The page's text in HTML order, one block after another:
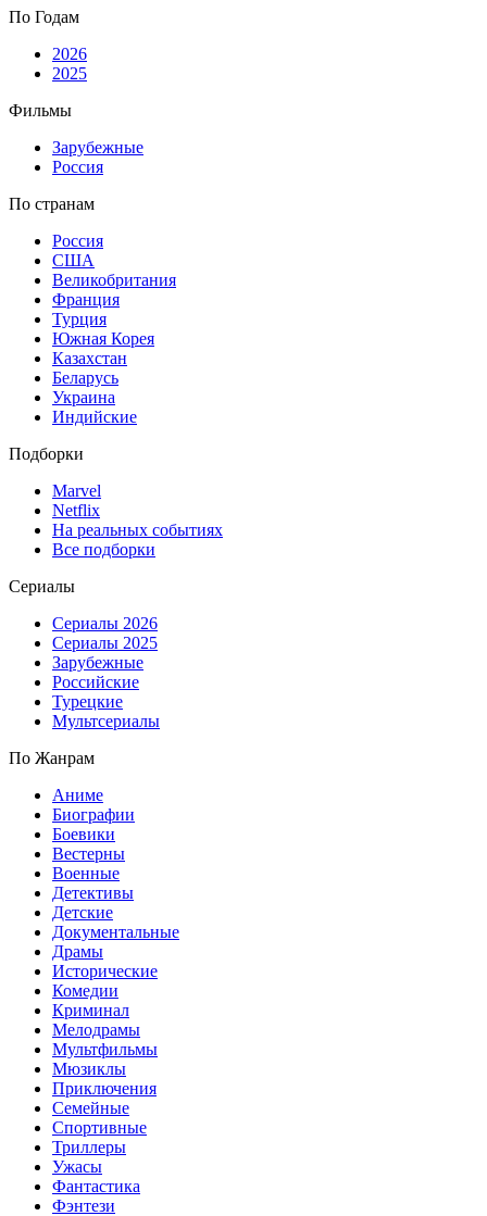
По Годам
2026
2025
Фильмы
Зарубежные
Россия
По странам
Россия
США
Великобритания
Франция
Турция
Южная Корея
Казахстан
Беларусь
Украина
Индийские
Подборки
Marvel
Netflix
На реальных событиях
Все подборки
Сериалы
Сериалы 2026
Сериалы 2025
Зарубежные
Российские
Турецкие
Мультсериалы
По Жанрам
Аниме
Биографии
Боевики
Вестерны
Военные
Детективы
Детские
Документальные
Драмы
Исторические
Комедии
Криминал
Мелодрамы
Мультфильмы
Мюзиклы
Приключения
Семейные
Спортивные
Триллеры
Ужасы
Фантастика
Фэнтези